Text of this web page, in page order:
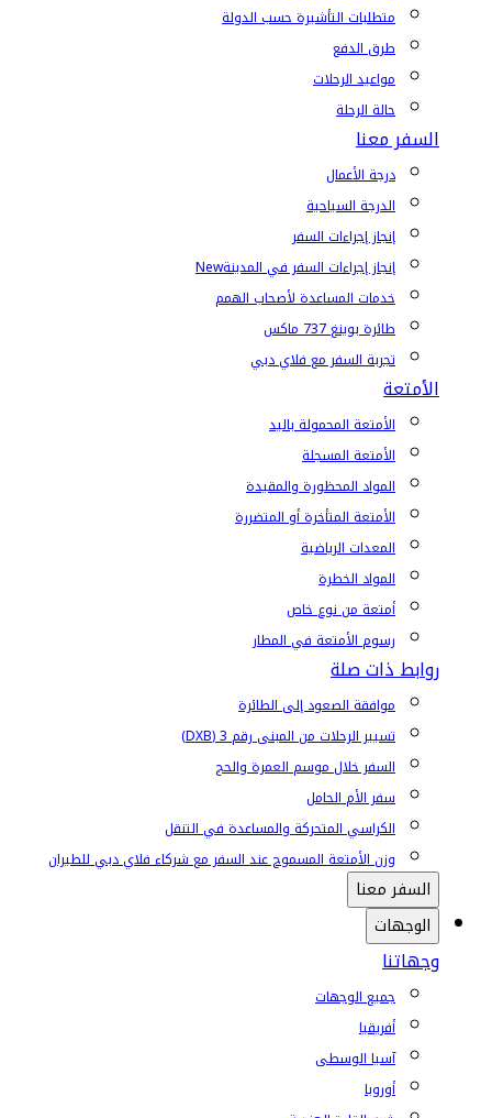
متطلبات التأشيرة حسب الدولة
طرق الدفع
مواعيد الرحلات
حالة الرحلة
السفر معنا
درجة الأعمال
الدرجة السياحية
إنجاز إجراءات السفر
إنجاز إجراءات السفر في المدينةNew
خدمات المساعدة لأصحاب الهمم
طائرة بوينغ 737 ماكس
تجربة السفر مع فلاي دبي
الأمتعة
الأمتعة المحمولة باليد
الأمتعة المسجلة
المواد المحظورة والمقيدة
الأمتعة المتأخرة أو المتضررة
المعدات الرياضية
المواد الخطرة
أمتعة من نوع خاص
رسوم الأمتعة في المطار
روابط ذات صلة
موافقة الصعود إلى الطائرة
تسيير الرحلات من المبنى رقم 3 (DXB)
السفر خلال موسم العمرة والحج
سفر الأم الحامل
الكراسي المتحركة والمساعدة في التنقل
وزن الأمتعة المسموح عند السفر مع شركاء فلاي دبي للطيران
السفر معنا
الوجهات
وجهاتنا
جميع الوجهات
أفريقيا
آسيا الوسطى
أوروبا